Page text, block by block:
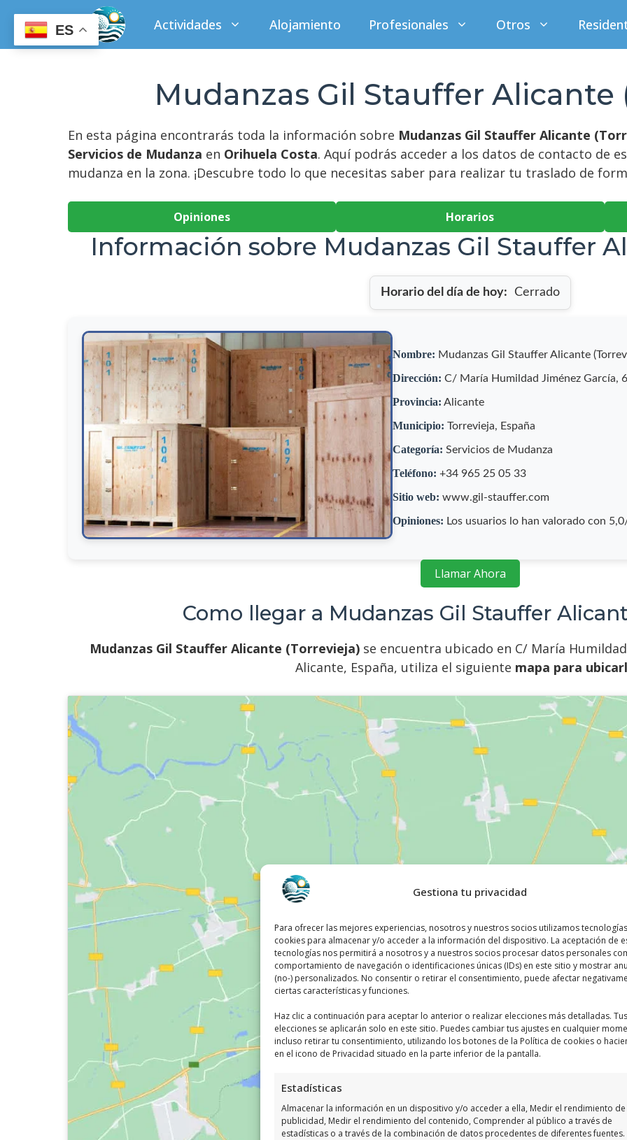
Gestiona tu privacidad
Para ofrecer las mejores experiencias, nosotros y nuestros socios utilizamos
cookies para almacenar y/o acceder a la información del dispositivo. La aceptación de
tecnologías nos permitirá a nosotros y a nuestros socios procesar datos personales
comportamiento de navegación o identificaciones únicas (IDs) en este sitio y mostrar
(no-) personalizados. No consentir o retirar el consentimiento, puede afectar
ciertas características y funciones.
Haz clic a continuación para aceptar lo anterior o realizar elecciones más detalladas. Tus
elecciones se aplicarán solo en este sitio. Puedes cambiar tus ajustes en cualquier
incluso retirar tu consentimiento, utilizando los botones de la Política de cookies o
en el icono de Privacidad situado en la parte inferior de la pantalla.
Estadísticas
Almacenar la información en un dispositivo y/o acceder a ella, Medir el rendimiento de
publicidad, Medir el rendimiento del contenido, Comprender al público a través de
estadísticas o a través de la combinación de datos procedentes de diferentes fuentes.
contenido
Actividades Alojamiento Profesionales Otros
Mudanzas Gil Stauffer Alicante
En esta página encontrarás toda la información sobre Mudanzas Gil Stauffer Alicante
Servicios de Mudanza en Orihuela Costa. Aquí podrás acceder a los datos de contacto de
mudanza en la zona. ¡Descubre todo lo que necesitas saber para realizar tu traslado de
Opiniones Horarios
Información sobre Mudanzas Gil Stauffer
Horario del día de hoy: Cerrado
Nombre: Mudanzas Gil Stauffer Alicante
Dirección: C/ María Humildad Jiménez García,
Provincia: Alicante
Municipio: Torrevieja, España
Categoría: Servicios de Mudanza
Teléfono: +34 965 25 05 33
Sitio web: www.gil-stauffer.com
Opiniones: Los usuarios lo han valorado con
Llamar Ahora
Como llegar a Mudanzas Gil Stauffer
Mudanzas Gil Stauffer Alicante (Torrevieja) se encuentra ubicado en C/ María
Alicante, España, utiliza el siguiente mapa para
Haz clic para aceptar márketing cookies y
ES